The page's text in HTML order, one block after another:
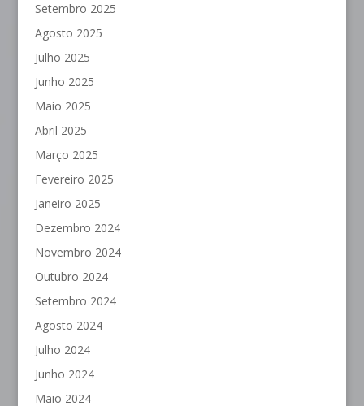
Setembro 2025
Agosto 2025
Julho 2025
Junho 2025
Maio 2025
Abril 2025
Março 2025
Fevereiro 2025
Janeiro 2025
Dezembro 2024
Novembro 2024
Outubro 2024
Setembro 2024
Agosto 2024
Julho 2024
Junho 2024
Maio 2024